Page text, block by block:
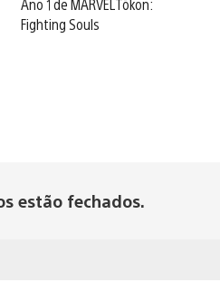
Ano 1 de MARVEL Tōkon:
Fighting Souls
estão fechados.